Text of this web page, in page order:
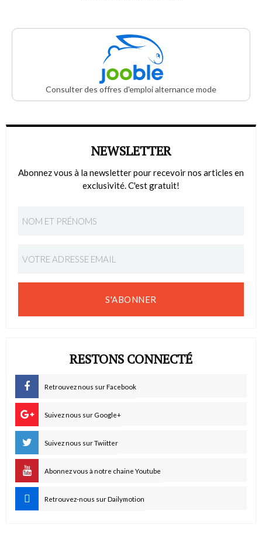
Consulter des offres d'emploi alternance mode
NEWSLETTER
Abonnez vous à la newsletter pour recevoir nos articles en
exclusivité. C'est gratuit!
S'ABONNER
RESTONS CONNECTÉ
Retrouvez nous sur Facebook
Suivez nous sur Google+
Suivez nous sur Twiitter
Abonnez vous à notre chaine Youtube
Retrouvez-nous sur Dailymotion